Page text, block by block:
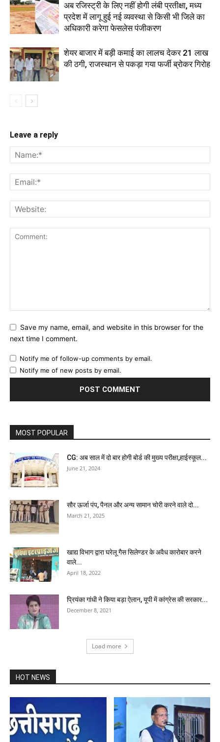
अब रजिस्ट्री के लिए नहीं होगी लंबी प्रतीक्षा, मध्य
प्रदेश में लागू हुई नई व्यवस्था से किसी भी जिले का
अधिकारी करेगा फेसलेस पंजीकरण
शेयर बाजार में बड़ी कमाई का लालच देकर 21 लाख
की ठगी, राजस्थान से पकड़ा गया फर्जी ब्रोकर गिरोह
Leave a reply
Save my name, email, and website in this browser for the
next time I comment.
Notify me of follow-up comments by email.
Notify me of new posts by email.
MOST POPULAR
CG: अब साल में दो बार होगी बोर्ड की मुख्य परीक्षा,हाईस्कूल...
June 21, 2024
सौर ऊर्जा पंप, पैनल और अन्य सामान चोरी करने वाले दो...
March 21, 2025
खाद्य विभाग द्वारा घरेलू गैस सिलेण्डर के अवैध कारोबार करने
वाले...
April 18, 2022
प्रियंका गांधी ने किया बड़ा ऐलान, यूपी में कांग्रेस की सरकार...
December 8, 2021
Load more
HOT NEWS